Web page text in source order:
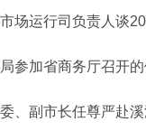
场运行司负责人谈
参加省商务厅召开
、副市长任尊严赴